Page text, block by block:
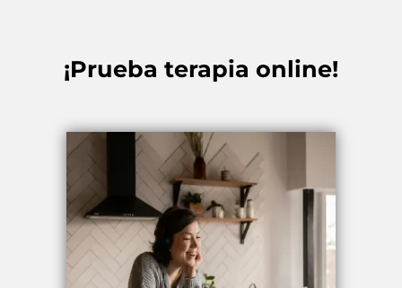
¡Prueba terapia online!